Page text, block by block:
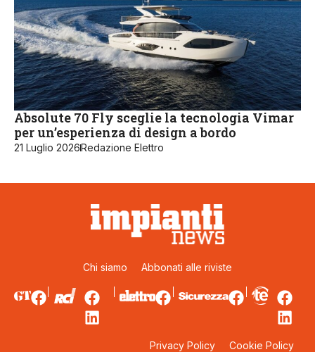
Absolute 70 Fly sceglie la tecnologia Vimar
per un’esperienza di design a bordo
21 Luglio 2026Redazione Elettro
Chi siamo Abbonati alle riviste
Privacy Policy Cookie Policy